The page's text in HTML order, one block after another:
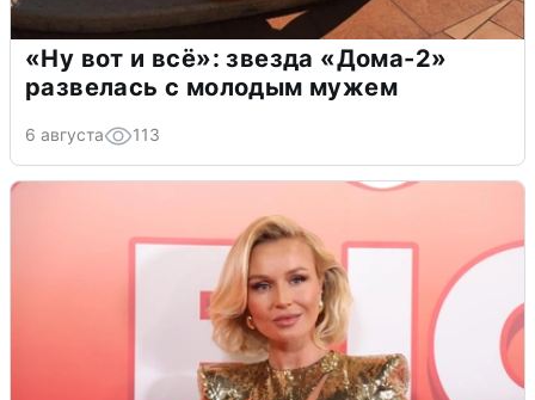
«Ну вот и всё»: звезда «Дома-2»
развелась с молодым мужем
6 августа 113